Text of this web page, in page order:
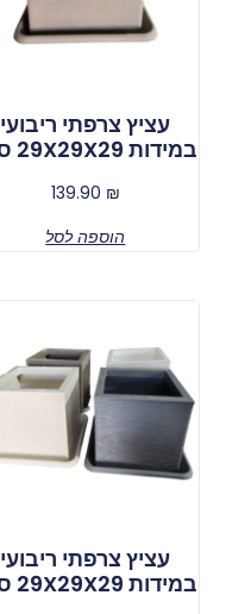
עציץ צרפתי ריבועי
במידות 29X29X29 ס"מ
139.90 ₪
הוספה לסל
עציץ צרפתי ריבועי
במידות 29X29X29 ס"מ